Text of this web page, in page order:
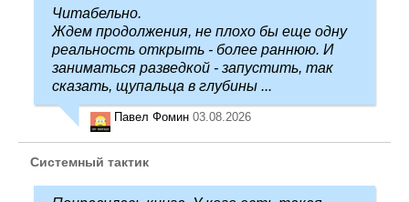
Читабельно.
Ждем продолжения, не плохо бы еще одну
реальность открыть - более раннюю. И
заниматься разведкой - запустить, так
сказать, щупальца в глубины ...
Павел Фомин 03.08.2026
Системный тактик